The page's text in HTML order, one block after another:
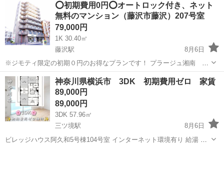
⭕初期費用0円⭕オートロック付き、ネット
無料のマンション（藤沢市藤沢）207号室
79,000円
1K 30.40㎡
藤沢駅
8月6日
※ジモティ限定の初期０円のお得なプランです！ プラージュ湘南
207号室 【安心のオーナー直契約】 仲介手数料 無料はもちろん、敷
金・礼金 無料、 さらに、保証会社・保険料もオーナー負担 初期費用
０円で入居...
神奈川 藤沢市 藤沢駅 マンション
神奈川県横浜市 3DK 初期費用ゼロ 家賃
89,000円
89,000円
3DK 57.96㎡
三ツ境駅
8月6日
ビレッジハウス阿久和5号棟104号室 インターネット環境有り 給湯 追